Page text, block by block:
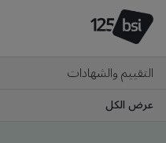
التقييم والشهادات
عرض الكل